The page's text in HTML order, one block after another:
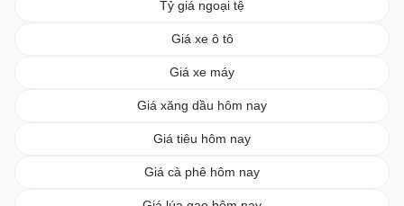
Tỷ giá ngoại tệ
Giá xe ô tô
Giá xe máy
Giá xăng dầu hôm nay
Giá tiêu hôm nay
Giá cà phê hôm nay